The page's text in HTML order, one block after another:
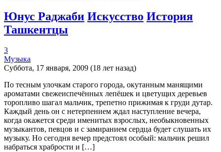
Юнус Раджаби Искусство История
Ташкентцы
3
Музыка
Суббота, 17 января, 2009 (18 лет назад)
По тесным улочкам старого города, окутанным манящими
ароматами свежеиспечённых лепёшек и цветущих деревьев
торопливо шагал мальчик, трепетно прижимая к груди дутар.
Каждый день он с нетерпением ждал наступление вечера,
когда окажется среди именитых взрослых, необыкновенных
музыкантов, певцов и с замиранием сердца будет слушать их
музыку. Но сегодня вечер предстоял особый: мальчик решил
набраться храбрости и […]